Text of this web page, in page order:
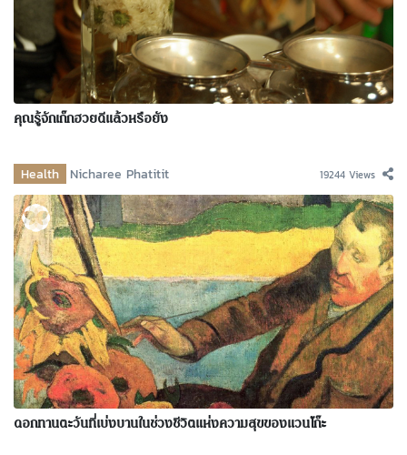
คุณรู้จักเก๊กฮวยดีแล้วหรือยัง
Health Nicharee Phatitit 19244 Views
ดอกทานตะวันที่เบ่งบานในช่วงชีวิตแห่งความสุขของแวนโก๊ะ